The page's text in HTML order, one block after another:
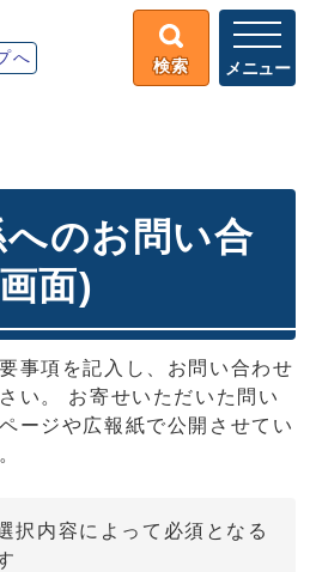
へ 検索 メニュー
のお問い合
面)
事項を記入し、お問い合わせ
い。 お寄せいただいた問い
ージや広報紙で公開させてい
択内容によって必須となる